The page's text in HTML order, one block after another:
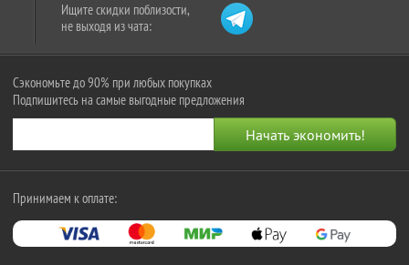
Ищите скидки поблизости,
не выходя из чата:
Сэкономьте до 90% при любых покупках
Подпишитесь на самые выгодные предложения
Принимаем к оплате: